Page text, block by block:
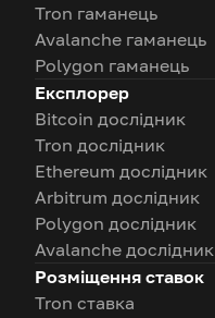
Tron гаманець
Avalanche гаманець
Polygon гаманець
Експлорер
Bitcoin дослідник
Tron дослідник
Ethereum дослідник
Arbitrum дослідник
Polygon дослідник
Avalanche дослідник
Розміщення ставок
Tron ставка